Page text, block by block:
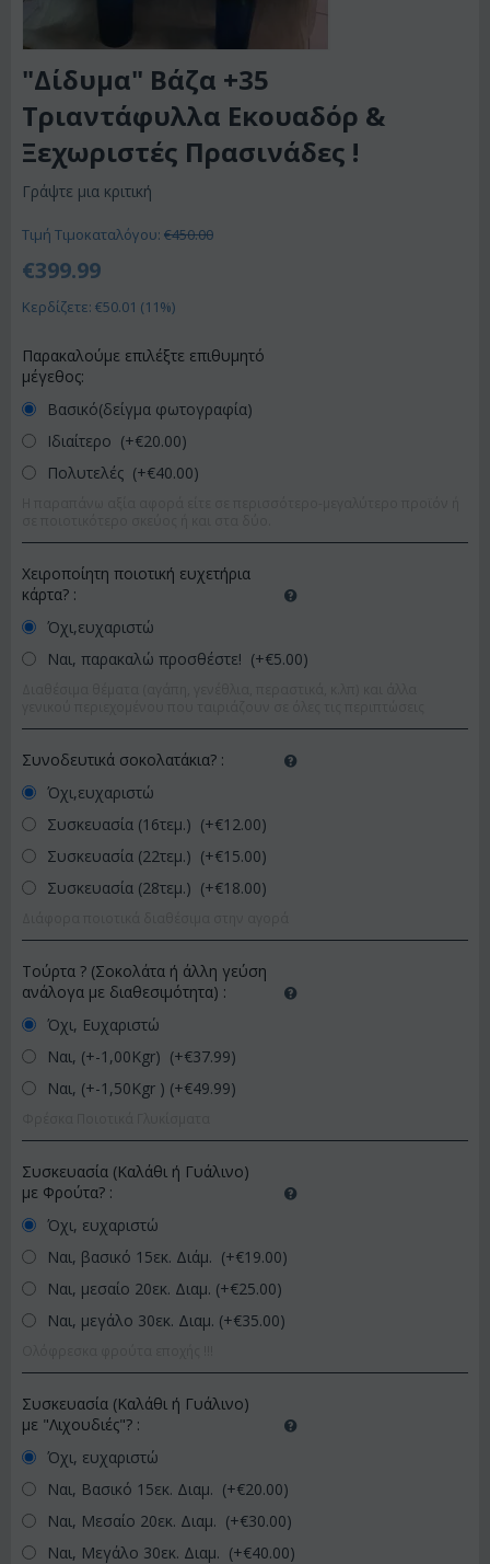
"Δίδυμα" Βάζα +35
Τριαντάφυλλα Εκουαδόρ &
Ξεχωριστές Πρασινάδες !
Γράψτε μια κριτική
Τιμή Τιμοκαταλόγου: €450.00
€399.99
Κερδίζετε: €50.01 (11%)
Παρακαλούμε επιλέξτε επιθυμητό
μέγεθος:
Βασικό(δείγμα φωτογραφία)
Ιδιαίτερο (+€20.00)
Πολυτελές (+€40.00)
Χειροποίητη ποιοτική ευχετήρια
κάρτα? :
Όχι,ευχαριστώ
Ναι, παρακαλώ προσθέστε! (+€5.00)
Συνοδευτικά σοκολατάκια? :
Όχι,ευχαριστώ
Συσκευασία (16τεμ.) (+€12.00)
Συσκευασία (22τεμ.) (+€15.00)
Συσκευασία (28τεμ.) (+€18.00)
Τούρτα ? (Σοκολάτα ή άλλη γεύση
ανάλογα με διαθεσιμότητα) :
Όχι, Ευχαριστώ
Ναι, (+-1,00Kgr) (+€37.99)
Ναι, (+-1,50Kgr ) (+€49.99)
Συσκευασία (Καλάθι ή Γυάλινο)
με Φρούτα? :
Όχι, ευχαριστώ
Ναι, βασικό 15εκ. Διάμ. (+€19.00)
Ναι, μεσαίο 20εκ. Διαμ. (+€25.00)
Ναι, μεγάλο 30εκ. Διαμ. (+€35.00)
Συσκευασία (Καλάθι ή Γυάλινο)
με "Λιχουδιές"? :
Όχι, ευχαριστώ
Ναι, Βασικό 15εκ. Διαμ. (+€20.00)
Ναι, Μεσαίο 20εκ. Διαμ. (+€30.00)
Ναι, Μεγάλο 30εκ. Διαμ. (+€40.00)